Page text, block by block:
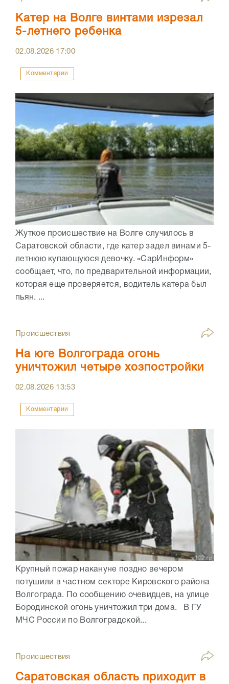
Катер на Волге винтами изрезал
5-летнего ребенка
02.08.2026 17:00
Комментарии
Жуткое происшествие на Волге случилось в
Саратовской области, где катер задел винами 5-
летнюю купающуюся девочку. «СарИнформ»
сообщает, что, по предварительной информации,
которая еще проверяется, водитель катера был
пьян. ...
Происшествия
На юге Волгограда огонь
уничтожил четыре хозпостройки
02.08.2026 13:53
Комментарии
Крупный пожар накануне поздно вечером
потушили в частном секторе Кировского района
Волгограда. По сообщению очевидцев, на улице
Бородинской огонь уничтожил три дома. В ГУ
МЧС России по Волгоградской...
Происшествия
Саратовская область приходит в